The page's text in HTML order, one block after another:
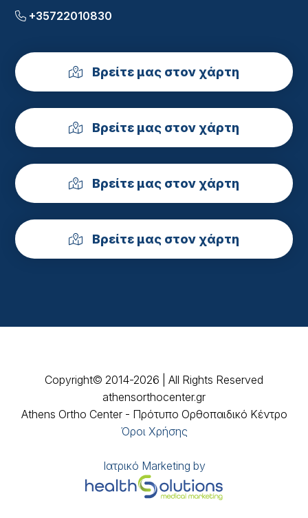
+35722010830
Βρείτε μας στον χάρτη
Βρείτε μας στον χάρτη
Βρείτε μας στον χάρτη
Βρείτε μας στον χάρτη
Copyright© 2014-2026 | All Rights Reserved
athensorthocenter.gr
Athens Ortho Center - Πρότυπο Ορθοπαιδικό Κέντρο
Όροι Χρήσης
Ιατρικό Marketing by